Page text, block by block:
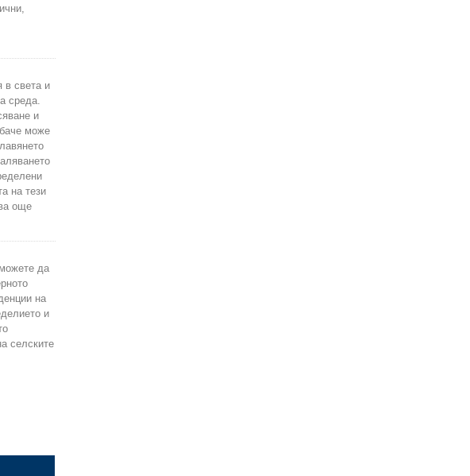
в света и
среда.
и
може
на тези
още
да
на
и
селските